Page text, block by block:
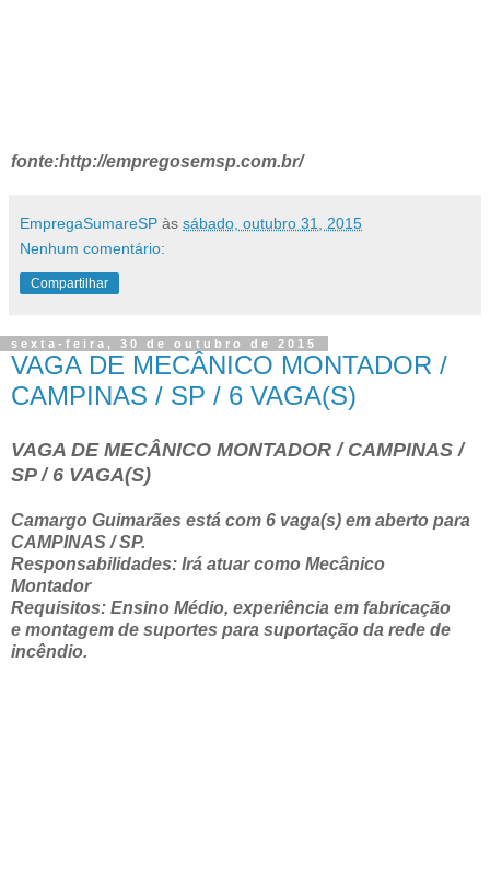
fonte:http://empregosemsp.com.br/
EmpregaSumareSP às sábado, outubro 31, 2015
Nenhum comentário:
Compartilhar
sexta-feira, 30 de outubro de 2015
VAGA DE MECÂNICO MONTADOR /
CAMPINAS / SP / 6 VAGA(S)
VAGA DE MECÂNICO MONTADOR / CAMPINAS /
SP / 6 VAGA(S)
Camargo Guimarães está com 6 vaga(s) em aberto para
CAMPINAS / SP.
Responsabilidades: Irá atuar como Mecânico
Montador
Requisitos: Ensino Médio, experiência em fabricação
e montagem de suportes para suportação da rede de
incêndio.